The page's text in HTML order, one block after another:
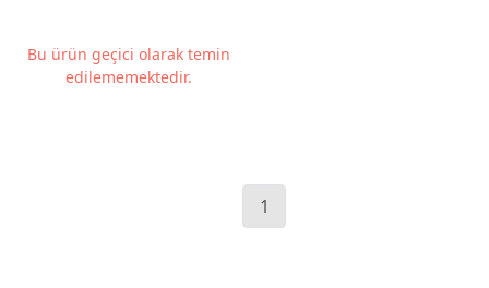
Bu ürün geçici olarak temin
edilememektedir.
1